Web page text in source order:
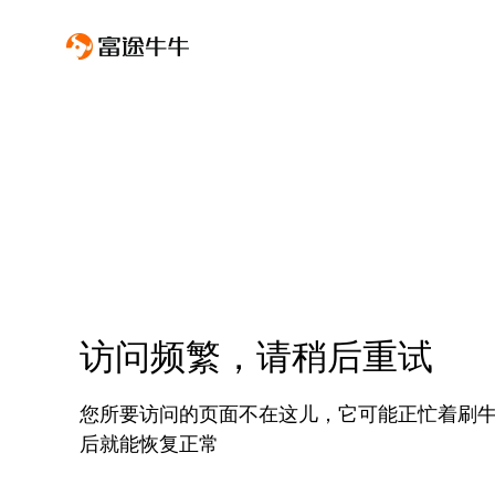
访问频繁，请稍后重试
您所要访问的页面不在这儿，它可能正忙着刷
后就能恢复正常